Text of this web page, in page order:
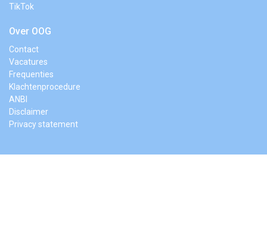
TikTok
Over OOG
Contact
Vacatures
Frequenties
Klachtenprocedure
ANBI
Disclaimer
Privacy statement